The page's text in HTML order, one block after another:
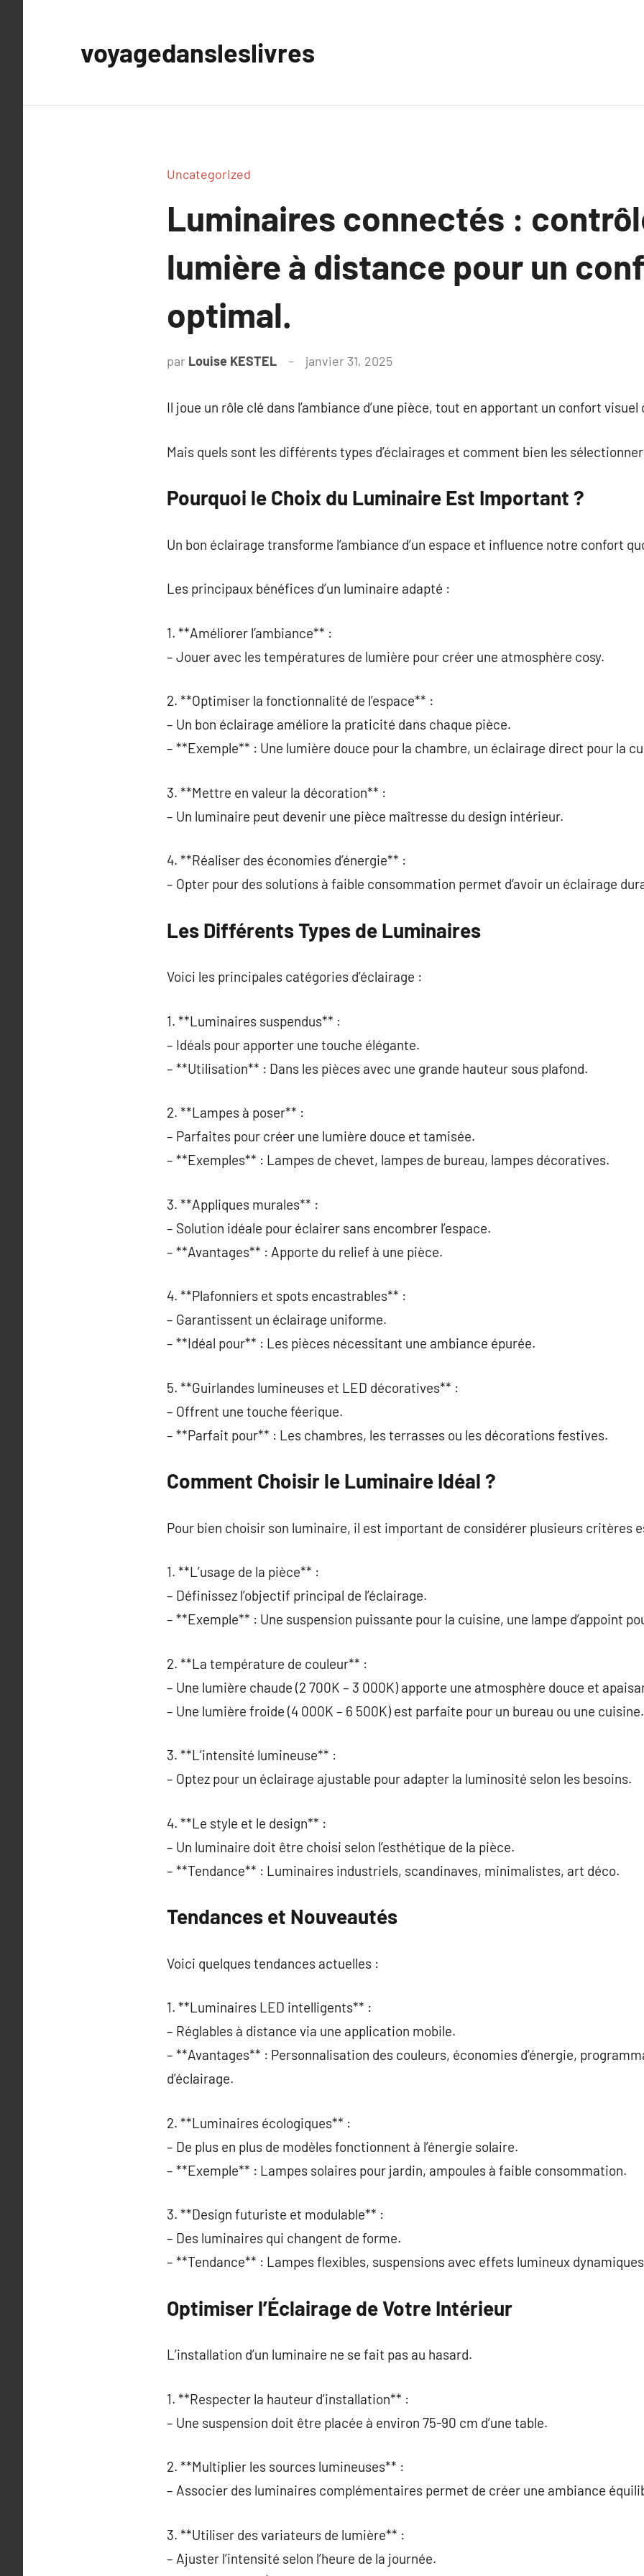
voyagedansleslivres
Uncategorized
Luminaires connectés :
lumière à distance pour un
optimal.
par Louise KESTEL janvier 31, 2025
Il joue un rôle clé dans l’ambiance d’une pièce, tout en apportant un confort visuel
Mais quels sont les différents types d’éclairages et comment bien les sélectionner
Pourquoi le Choix du Luminaire Est Important ?
Un bon éclairage transforme l’ambiance d’un espace et influence notre confort
Les principaux bénéfices d’un luminaire adapté :
1. **Améliorer l’ambiance** :
– Jouer avec les températures de lumière pour créer une atmosphère cosy.
2. **Optimiser la fonctionnalité de l’espace** :
– Un bon éclairage améliore la praticité dans chaque pièce.
– **Exemple** : Une lumière douce pour la chambre, un éclairage direct pour la
3. **Mettre en valeur la décoration** :
– Un luminaire peut devenir une pièce maîtresse du design intérieur.
4. **Réaliser des économies d’énergie** :
– Opter pour des solutions à faible consommation permet d’avoir un éclairage
Les Différents Types de Luminaires
Voici les principales catégories d’éclairage :
1. **Luminaires suspendus** :
– Idéals pour apporter une touche élégante.
– **Utilisation** : Dans les pièces avec une grande hauteur sous plafond.
2. **Lampes à poser** :
– Parfaites pour créer une lumière douce et tamisée.
– **Exemples** : Lampes de chevet, lampes de bureau, lampes décoratives.
3. **Appliques murales** :
– Solution idéale pour éclairer sans encombrer l’espace.
– **Avantages** : Apporte du relief à une pièce.
4. **Plafonniers et spots encastrables** :
– Garantissent un éclairage uniforme.
– **Idéal pour** : Les pièces nécessitant une ambiance épurée.
5. **Guirlandes lumineuses et LED décoratives** :
– Offrent une touche féerique.
– **Parfait pour** : Les chambres, les terrasses ou les décorations festives.
Comment Choisir le Luminaire Idéal ?
Pour bien choisir son luminaire, il est important de considérer plusieurs critères
1. **L’usage de la pièce** :
– Définissez l’objectif principal de l’éclairage.
– **Exemple** : Une suspension puissante pour la cuisine, une lampe d’appoint
2. **La température de couleur** :
– Une lumière chaude (2 700K – 3 000K) apporte une atmosphère douce et
– Une lumière froide (4 000K – 6 500K) est parfaite pour un bureau ou une cuisine.
3. **L’intensité lumineuse** :
– Optez pour un éclairage ajustable pour adapter la luminosité selon les besoins.
4. **Le style et le design** :
– Un luminaire doit être choisi selon l’esthétique de la pièce.
– **Tendance** : Luminaires industriels, scandinaves, minimalistes, art déco.
Tendances et Nouveautés
Voici quelques tendances actuelles :
1. **Luminaires LED intelligents** :
– Réglables à distance via une application mobile.
– **Avantages** : Personnalisation des couleurs, économies d’énergie,
d’éclairage.
2. **Luminaires écologiques** :
– De plus en plus de modèles fonctionnent à l’énergie solaire.
– **Exemple** : Lampes solaires pour jardin, ampoules à faible consommation.
3. **Design futuriste et modulable** :
– Des luminaires qui changent de forme.
– **Tendance** : Lampes flexibles, suspensions avec effets lumineux
Optimiser l’Éclairage de Votre Intérieur
L’installation d’un luminaire ne se fait pas au hasard.
1. **Respecter la hauteur d’installation** :
– Une suspension doit être placée à environ 75-90 cm d’une table.
2. **Multiplier les sources lumineuses** :
– Associer des luminaires complémentaires permet de créer une ambiance
3. **Utiliser des variateurs de lumière** :
– Ajuster l’intensité selon l’heure de la journée.